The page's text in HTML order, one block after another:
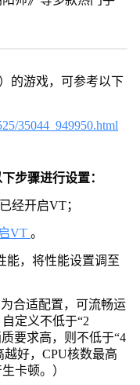
的游戏，可参考以下
35044_949950.html
步骤进行设置：
经开启VT；
VT 。
能，将性能设置调至
合适配置，可流畅运
定义不低于“2
要求高，则不低于“4
好，CPU核数最高
卡顿。）